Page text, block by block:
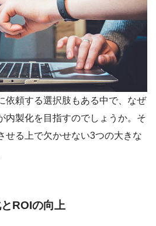
依頼する選択肢もある中で、なぜ
内製化を目指すのでしょうか。そ
せる上で欠かせない3つの大きな
ROIの向上